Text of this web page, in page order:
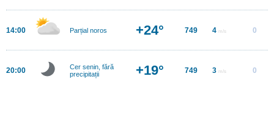
14:00 Parțial noros +24° 749 4 m/s 0
20:00
Cer senin, fără
precipitații
+19° 749 3 m/s 0